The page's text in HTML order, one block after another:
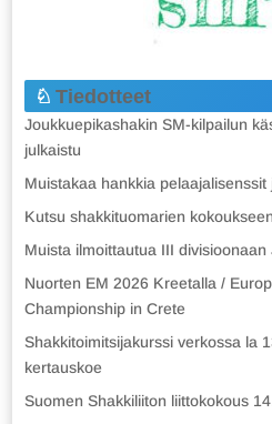
Tiedotteet
Joukkuepikashakin SM-kilpailun
julkaistu
Muistakaa hankkia pelaajalisenssit
Kutsu shakkituomarien
Muista ilmoittautua III
Nuorten EM 2026 Kreetalla /
Championship in Crete
Shakkitoimitsijakurssi verkossa la
kertauskoe
Suomen Shakkiliiton liittokokous